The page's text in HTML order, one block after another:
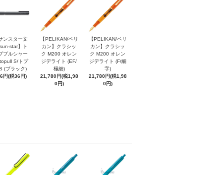
ンスター文
star】ト
プルシャー
S/トプ
(ブラック)
円(税36円)
【PELIKAN/ペリ
カン】クラシッ
ク M200 オレン
ジデライト (EF/
極細)
21,780円(税1,98
0円)
【PELIKAN/ペリ
カン】クラシッ
ク M200 オレン
ジデライト (F/細
字)
21,780円(税1,98
0円)